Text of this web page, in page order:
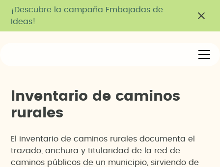
¡Descubre la campaña Embajadas de
Ideas!
nventario de caminos
rura es
El inventario de caminos rurales documenta el
trazado, anchura y titularidad de la red de
caminos públicos de un municipio, sirviendo de